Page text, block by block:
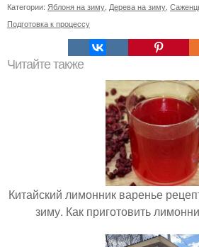
Категории: Яблоня на зиму Дерева на зиму
Подготовка к процессу
Читайте также
Китайский лимонник варенье
зиму. Как приготовить